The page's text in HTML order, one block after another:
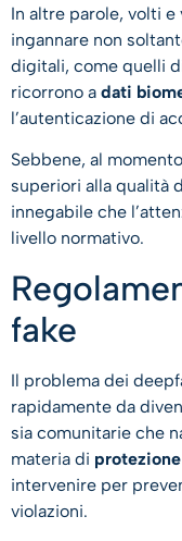
In altre parole, volti
ingannare non
digitali, come quelli
ricorrono a dati
l’autenticazione di
Sebbene, al
superiori alla qualità
innegabile che
livello normativo.
fake
Il problema dei
rapidamente da
sia comunitarie che
materia di
intervenire per
violazioni.